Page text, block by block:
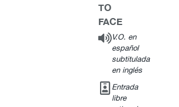
TO
FACE
V.O. en
español
subtitulada
en inglés
Entrada
libre